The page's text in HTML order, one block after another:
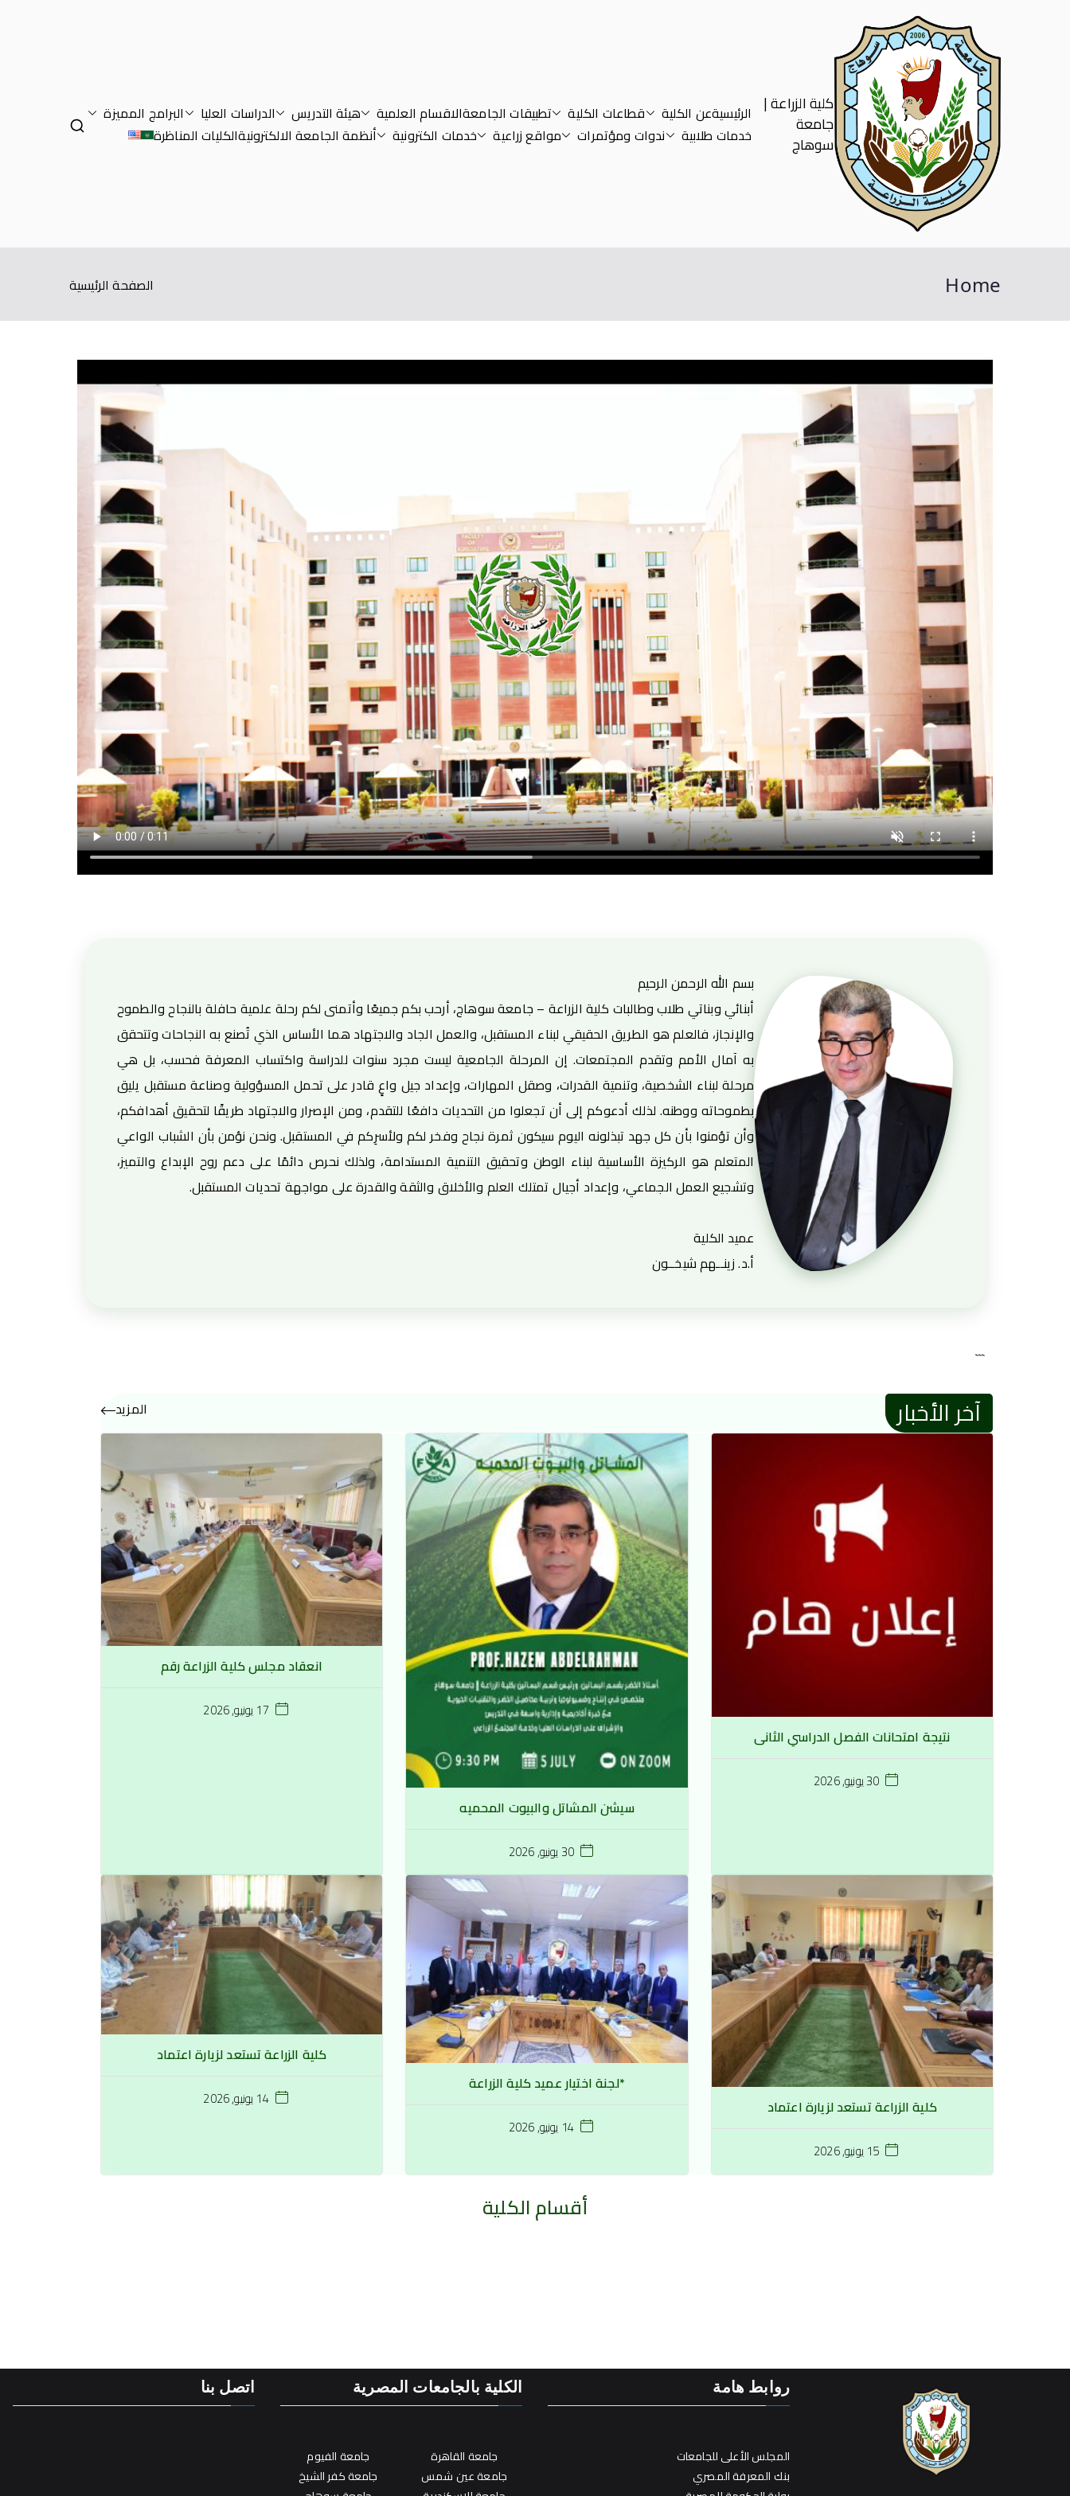
كلية الزراعة |
جامعة
سوهاج
الرئيسيةعن الكلية قطاعات الكلية تطبيقات الجامعةالاقسام العلمية هيئة التدريس الدراسات العليا
البرامج المميزة
خدمات طلابية
ندوات ومؤتمرات مواقع زراعية خدمات الكترونية أنظمة الجامعة الالكترونيةالكليات المناظرة
Home الصفحة الرئيسية
بسم الله الرحمن الرحيم
أبنائي وبناتي طلاب وطالبات كلية الزراعة – جامعة سوهاج، أرحب بكم جميعًا وأتمنى لكم رحلة علمية حافلة بالنجاح والطموح
والإنجاز، فالعلم هو الطريق الحقيقي لبناء المستقبل، والعمل الجاد والاجتهاد هما الأساس الذي تُصنع به النجاحات وتتحقق
به آمال الأمم وتقدم المجتمعات. إن المرحلة الجامعية ليست مجرد سنوات للدراسة واكتساب المعرفة فحسب، بل هي
مرحلة لبناء الشخصية، وتنمية القدرات، وصقل المهارات، وإعداد جيل واعٍ قادر على تحمل المسؤولية وصناعة مستقبل يليق
بطموحاته ووطنه. لذلك أدعوكم إلى أن تجعلوا من التحديات دافعًا للتقدم، ومن الإصرار والاجتهاد طريقًا لتحقيق أهدافكم،
وأن تؤمنوا بأن كل جهد تبذلونه اليوم سيكون ثمرة نجاح وفخر لكم ولأسرِكم في المستقبل. ونحن نؤمن بأن الشباب الواعي
المتعلم هو الركيزة الأساسية لبناء الوطن وتحقيق التنمية المستدامة، ولذلك نحرص دائمًا على دعم روح الإبداع والتميز،
وتشجيع العمل الجماعي، وإعداد أجيال تمتلك العلم والأخلاق والثقة والقدرة على مواجهة تحديات المستقبل.
عميد الكلية
أ.د. زينــهم شيخــون
```
آخر الأخبار المزيد
نتيجة امتحانات الفصل الدراسي الثانى
30 يونيو, 2026
سيشن المشاتل والبيوت المحميه
30 يونيو, 2026
انعقاد مجلس كلية الزراعة رقم
17 يونيو, 2026
كلية الزراعة تستعد لزيارة اعتماد
15 يونيو, 2026
*لجنة اختيار عميد كلية الزراعة
14 يونيو, 2026
كلية الزراعة تستعد لزيارة اعتماد
14 يونيو, 2026
أقسام الكلية
روابط هامة
المجلس الأعلى للجامعات
بنك المعرفة المصري
الكلية بالجامعات المصرية
جامعة القاهرة
جامعة عين شمس
جامعة الفيوم
جامعة كفر الشيخ
اتصل بنا